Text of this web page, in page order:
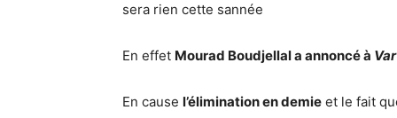
sera rien cette sannée
En effet Mourad Boudjellal a annoncé à
En cause l’élimination en demie et le fait